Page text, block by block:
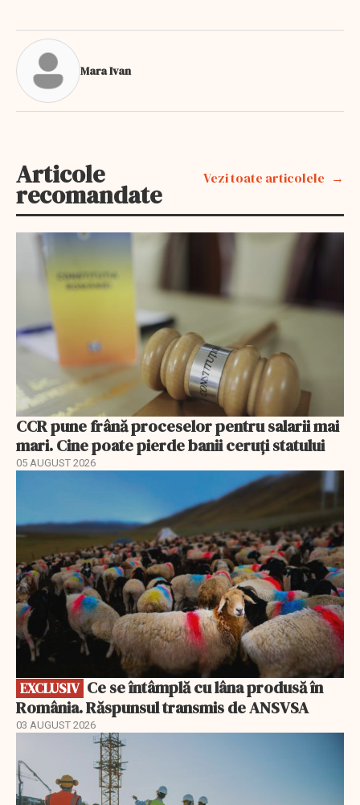
Mara Ivan
Articole
recomandate
Vezi toate articolele
CCR pune frână proceselor pentru salarii mai
mari. Cine poate pierde banii ceruți statului
05 AUGUST 2026
EXCLUSIV
România. Răspunsul transmis de ANSVSA
03 AUGUST 2026